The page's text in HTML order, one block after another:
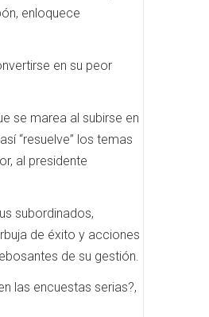
enloquece
en su peor
se marea al subirse en
“resuelve” los temas
al presidente
subordinados,
de éxito y acciones
de su gestión.
las encuestas serias?,